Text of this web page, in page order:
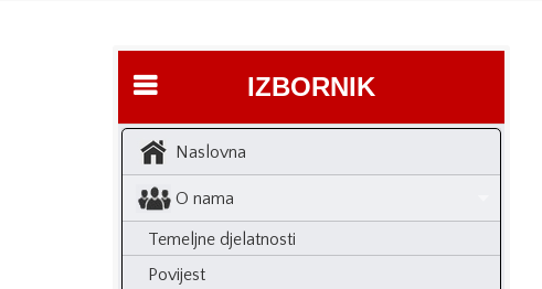
IZBORNIK
Naslovna
O nama
Temeljne djelatnosti
Povijest